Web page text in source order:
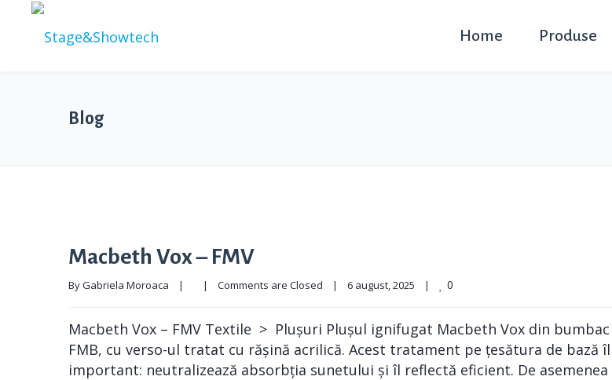
Home Produse
Blog
Macbeth Vox – FMV
By Gabriela Moroaca | | Comments are Closed | 6 august, 2025 | 0
Macbeth Vox – FMV Textile > Plușuri Plușul ignifugat Macbeth Vox din
FMB, cu verso-ul tratat cu rășină acrilică. Acest tratament pe țesătura de
important: neutralizează absorbția sunetului și îl reflectă eficient. De asemenea